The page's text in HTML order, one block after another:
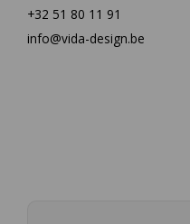
+32 51 80 11 91
info@vida-design.be